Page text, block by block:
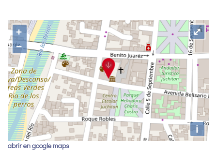
+
−
i
⤢
abrir en google maps